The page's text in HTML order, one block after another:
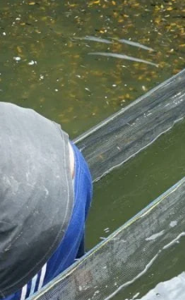
Molly
Channa
Koi
Koki
Guppy
Platy
Glofish
Danio
Manfish
Discuss
Palmas
Kura-kura